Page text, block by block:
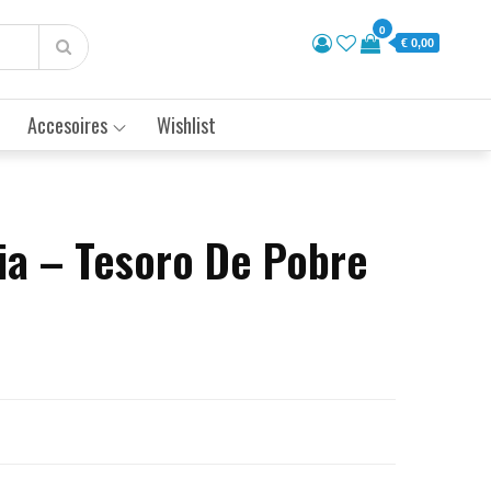
0
€ 0,00
Accesoires Wishlist
– Tesoro De Pobre